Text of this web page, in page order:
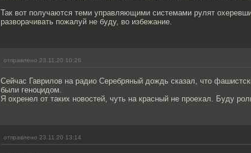
Так вот получаются теми управляющими системами рулят
разворачивать пожалуй не буду, во избежание.
отправлено 23.11.20 10:26
Сейчас Гаврилов на радио Серебряный дождь сказал, что
были геноцидом.
Я охренел от таких новостей, чуть на красный не проехал. Буду
отправлено 23.11.20 13:14